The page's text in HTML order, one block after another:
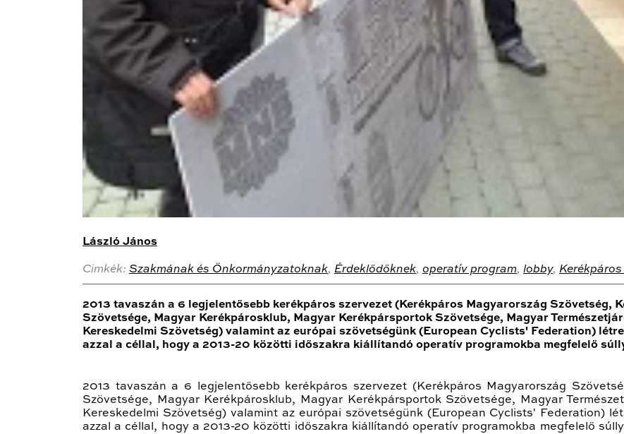
László János
Cimkék: Szakmának és Önkormányzatoknak, Érdeklődőknek, operatív program, lobby,
2013 tavaszán a 6 legjelentősebb kerékpáros szervezet (Kerékpáros Magyarország Szövetség,
Szövetsége, Magyar Kerékpárosklub, Magyar Kerékpársportok Szövetsége, Magyar
Kereskedelmi Szövetség) valamint az európai szövetségünk (European Cyclists' Federation)
azzal a céllal, hogy a 2013-20 közötti időszakra kiállítandó operatív programokba megfelelő
2013 tavaszán a 6 legjelentősebb kerékpáros szervezet (Kerékpáros Magyarország
Szövetsége, Magyar Kerékpárosklub, Magyar Kerékpársportok Szövetsége, Magyar
Kereskedelmi Szövetség) valamint az európai szövetségünk (European Cyclists' Federation)
azzal a céllal, hogy a 2013-20 közötti időszakra kiállítandó operatív programokba megfelelő